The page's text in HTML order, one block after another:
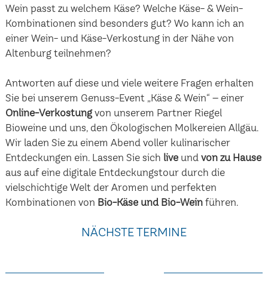
Wein passt zu welchem Käse? Welche Käse- & Wein-
Kombinationen sind besonders gut? Wo kann ich an
einer Wein- und Käse-Verkostung in der Nähe von
Altenburg teilnehmen?
Antworten auf diese und viele weitere Fragen erhalten
Sie bei unserem Genuss-Event „Käse & Wein“ – einer
Online-Verkostungvon unserem Partner Riegel
Bioweine und uns, den Ökologischen Molkereien Allgäu.
Wir laden Sie zu einem Abend voller kulinarischer
Entdeckungen ein. Lassen Sie sich live und von zu Hause
aus auf eine digitale Entdeckungstour durch die
vielschichtige Welt der Aromen und perfekten
Kombinationen von Bio-Käse und Bio-Weinführen.
NÄCHSTE TERMINE